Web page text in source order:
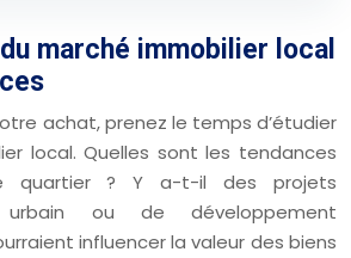
marché immobilier local
achat, prenez le temps d’étudier
local. Quelles sont les tendances
quartier ? Y a-t-il des projets
urbain ou de développement
influencer la valeur des biens